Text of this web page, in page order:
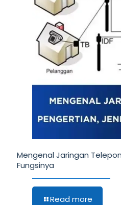
Mengenal Jaringan
Fungsinya
Read more